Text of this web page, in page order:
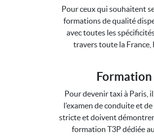
Pour ceux qui souhaitent
formations de qualité
avec toutes les
travers toute la France,
Pour devenir taxi à Paris,
l’examen de conduite et
stricte et doivent démontrer
formation T3P dédiée